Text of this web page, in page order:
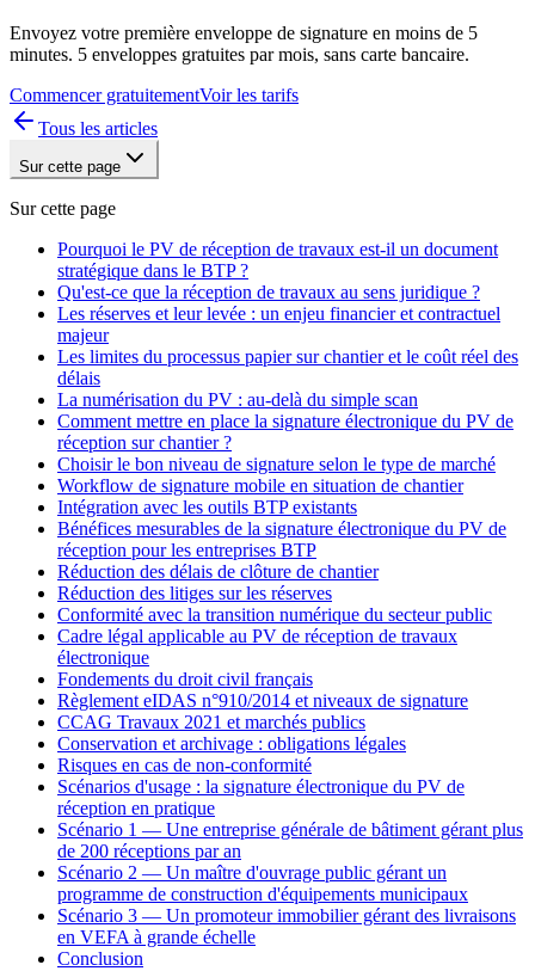
Envoyez votre première enveloppe de signature en moins de 5
minutes. 5 enveloppes gratuites par mois, sans carte bancaire.
Commencer gratuitementVoir les tarifs
Tous les articles
Sur cette page
Sur cette page
Pourquoi le PV de réception de travaux est-il un document
stratégique dans le BTP ?
Qu'est-ce que la réception de travaux au sens juridique ?
Les réserves et leur levée : un enjeu financier et contractuel
majeur
Les limites du processus papier sur chantier et le coût réel des
délais
La numérisation du PV : au-delà du simple scan
Comment mettre en place la signature électronique du PV de
réception sur chantier ?
Choisir le bon niveau de signature selon le type de marché
Workflow de signature mobile en situation de chantier
Intégration avec les outils BTP existants
Bénéfices mesurables de la signature électronique du PV de
réception pour les entreprises BTP
Réduction des délais de clôture de chantier
Réduction des litiges sur les réserves
Conformité avec la transition numérique du secteur public
Cadre légal applicable au PV de réception de travaux
électronique
Fondements du droit civil français
Règlement eIDAS n°910/2014 et niveaux de signature
CCAG Travaux 2021 et marchés publics
Conservation et archivage : obligations légales
Risques en cas de non-conformité
Scénarios d'usage : la signature électronique du PV de
réception en pratique
Scénario 1 — Une entreprise générale de bâtiment gérant plus
de 200 réceptions par an
Scénario 2 — Un maître d'ouvrage public gérant un
programme de construction d'équipements municipaux
Scénario 3 — Un promoteur immobilier gérant des livraisons
en VEFA à grande échelle
Conclusion